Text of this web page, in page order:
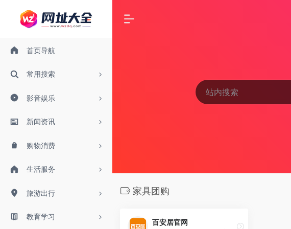
首页导航
常用搜索
影音娱乐
新闻资讯
购物消费
生活服务
旅游出行
教育学习
家具团购
百安居官网